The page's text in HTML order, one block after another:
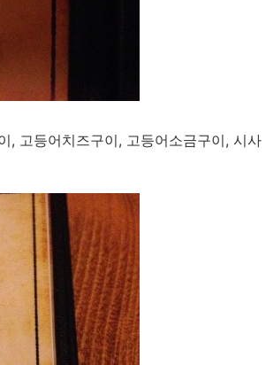
, 고등어치즈구이, 고등어소금구이, 시사